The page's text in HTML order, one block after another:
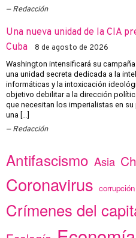
Redacción
Una nueva unidad de la CIA
Cuba
8 de agosto de 2026
Washington intensificará su
una unidad secreta dedicada a la
informáticas y la intoxicación
objetivo debilitar a la dirección
que necesitan los imperialistas en
una […]
Redacción
Antifascismo Asia
Coronavirus corrupción
Crímenes del